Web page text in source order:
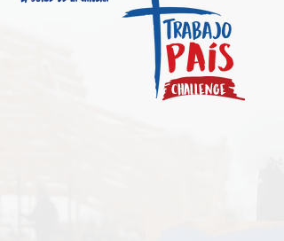
Challenge